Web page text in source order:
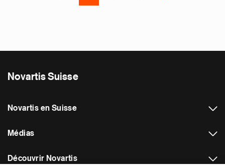
Novartis Suisse
Novartis en Suisse
Médias
Découvrir Novartis